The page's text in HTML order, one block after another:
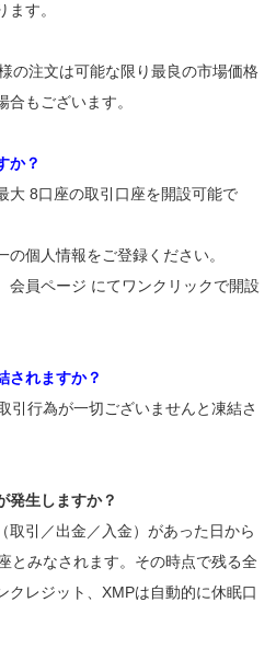
す。
の注文は可能な限り最良の市場価格
もございます。
か？
大 8口座の取引口座を開設可能で
個人情報をご登録ください。
会員ページ にてワンクリックで開設
されますか？
引行為が一切ございませんと凍結さ
発生しますか？
取引／出金／入金）があった日から
とみなされます。その時点で残る全
クレジット、XMPは自動的に休眠口